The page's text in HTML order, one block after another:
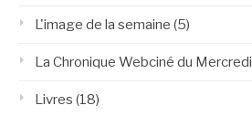
L'image de la semaine (5)
La Chronique Webciné du Mercredi
Livres (18)